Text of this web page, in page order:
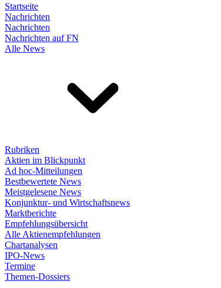
Startseite
Nachrichten
Nachrichten
Nachrichten auf FN
Alle News
Rubriken
Aktien im Blickpunkt
Ad hoc-Mitteilungen
Bestbewertete News
Meistgelesene News
Konjunktur- und Wirtschaftsnews
Marktberichte
Empfehlungsübersicht
Alle Aktienempfehlungen
Chartanalysen
IPO-News
Termine
Themen-Dossiers